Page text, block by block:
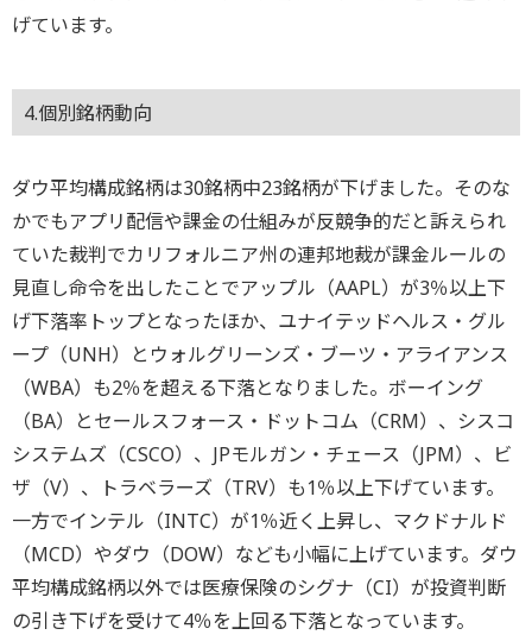
げています。
4.個別銘柄動向
ダウ平均構成銘柄は30銘柄中23銘柄が下げました。そのな
かでもアプリ配信や課金の仕組みが反競争的だと訴えられ
ていた裁判でカリフォルニア州の連邦地裁が課金ルールの
見直し命令を出したことでアップル（AAPL）が3％以上下
げ下落率トップとなったほか、ユナイテッドヘルス・グル
ープ（UNH）とウォルグリーンズ・ブーツ・アライアンス
（WBA）も2％を超える下落となりました。ボーイング
（BA）とセールスフォース・ドットコム（CRM）、シスコ
システムズ（CSCO）、JPモルガン・チェース（JPM）、ビ
ザ（V）、トラベラーズ（TRV）も1％以上下げています。
一方でインテル（INTC）が1％近く上昇し、マクドナルド
（MCD）やダウ（DOW）なども小幅に上げています。ダウ
平均構成銘柄以外では医療保険のシグナ（CI）が投資判断
の引き下げを受けて4％を上回る下落となっています。